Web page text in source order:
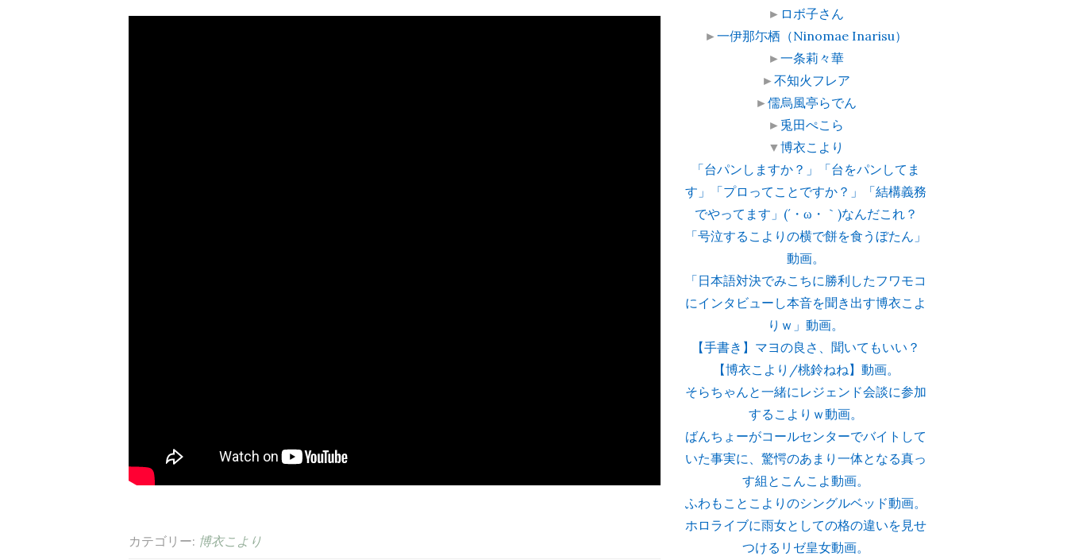
カテゴリー: 博衣こより
► ロボ子さん
►一伊那尓栖（Ninomae Inarisu）
►一条莉々華
►不知火フレア
►儒烏風亭らでん
► 兎田ぺこら
▼博衣こより
「台パンしますか？」「台をパンしてま
す」「プロってことですか？」「結構義務
でやってます」(´・ω・｀)なんだこれ？
「号泣するこよりの横で餅を食うぼたん」
動画。
「日本語対決でみこちに勝利したフワモコ
にインタビューし本音を聞き出す博衣こよ
りｗ」動画。
【手書き】マヨの良さ、聞いてもいい？
【博衣こより/桃鈴ねね】動画。
そらちゃんと一緒にレジェンド会談に参加
するこよりｗ動画。
ばんちょーがコールセンターでバイトして
いた事実に、驚愕のあまり一体となる真っ
す組とこんこよ動画。
ふわもことこよりのシングルベッド動画。
ホロライブに雨女としての格の違いを見せ
つけるリゼ皇女動画。